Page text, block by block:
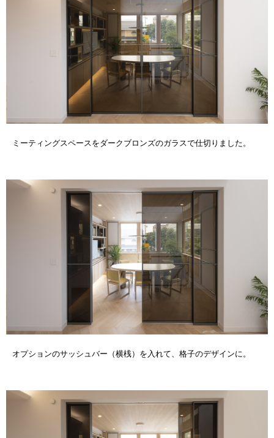
ミーティングスペースをダークブロンズのガラスで仕切りました。
オプションのサッシュバー（横桟）を入れて、格子のデザインに。